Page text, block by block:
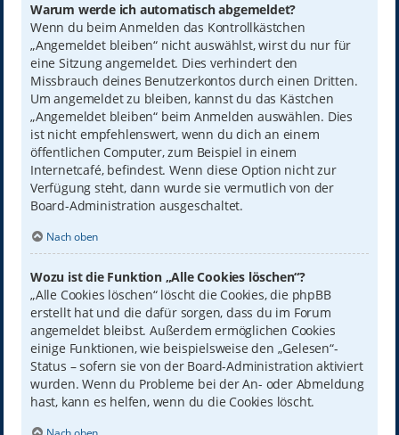
Warum werde ich automatisch abgemeldet?
Wenn du beim Anmelden das Kontrollkästchen
„Angemeldet bleiben“ nicht auswählst, wirst du nur für
eine Sitzung angemeldet. Dies verhindert den
Missbrauch deines Benutzerkontos durch einen Dritten.
Um angemeldet zu bleiben, kannst du das Kästchen
„Angemeldet bleiben“ beim Anmelden auswählen. Dies
ist nicht empfehlenswert, wenn du dich an einem
öffentlichen Computer, zum Beispiel in einem
Internetcafé, befindest. Wenn diese Option nicht zur
Verfügung steht, dann wurde sie vermutlich von der
Board-Administration ausgeschaltet.
Nach oben
Wozu ist die Funktion „Alle Cookies löschen“?
„Alle Cookies löschen“ löscht die Cookies, die phpBB
erstellt hat und die dafür sorgen, dass du im Forum
angemeldet bleibst. Außerdem ermöglichen Cookies
einige Funktionen, wie beispielsweise den „Gelesen“-
Status – sofern sie von der Board-Administration aktiviert
wurden. Wenn du Probleme bei der An- oder Abmeldung
hast, kann es helfen, wenn du die Cookies löscht.